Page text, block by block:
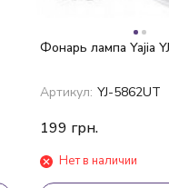
Фонарь лампа Yajia
Артикул: YJ-5862UT
199 грн.
Нет в наличии